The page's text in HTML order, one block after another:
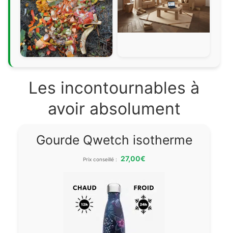
Les incontournables à
avoir absolument
Gourde Qwetch isotherme
Prix conseillé : 27,00€